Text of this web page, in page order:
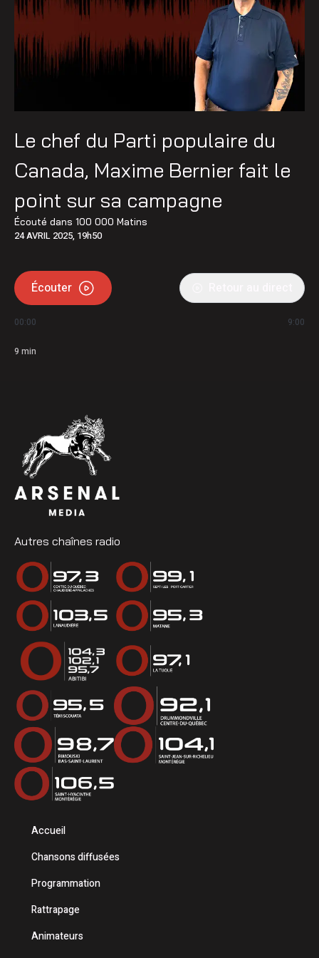
Le chef du Parti populaire du
Canada, Maxime Bernier fait le
point sur sa campagne
Écouté dans 100 000 Matins
24 AVRIL 2025, 19h50
Écouter
00:00 9:00
9 min
Autres chaînes radio
Accueil
Chansons diffusées
Programmation
Rattrapage
Animateurs